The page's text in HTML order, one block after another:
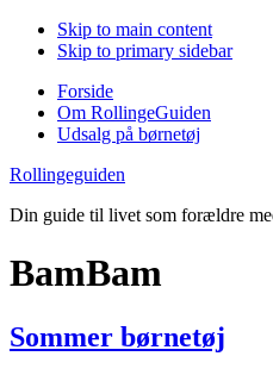
Skip to main content
Skip to primary sidebar
Forside
Om RollingeGuiden
Udsalg på børnetøj
Rollingeguiden
Din guide til livet som forældre
BamBam
Sommer børnetøj